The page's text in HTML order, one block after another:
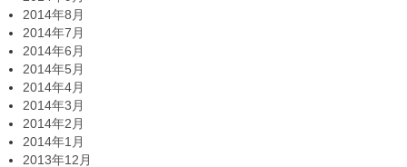
2014年8月
2014年7月
2014年6月
2014年5月
2014年4月
2014年3月
2014年2月
2014年1月
2013年12月